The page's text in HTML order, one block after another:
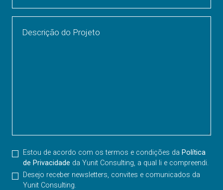
Descrição do Projeto
Estou de acordo com os termos e condições da Política
de Privacidade da Yunit Consulting, a qual li e compreendi.
Desejo receber newsletters, convites e comunicados da
Yunit Consulting.